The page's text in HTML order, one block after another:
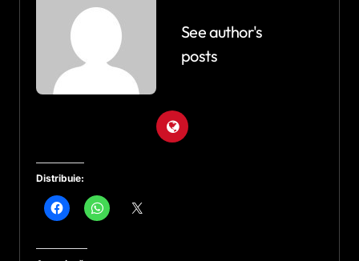
See author's
posts
Distribuie: